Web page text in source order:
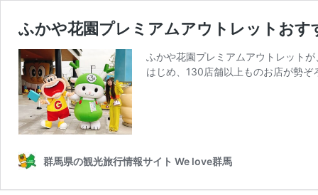
ふかや花園プレミアムアウトレットおす
ふかや花園プレミアムアウトレット
はじめ、130店舗以上ものお店が勢
群馬県の観光旅行情報サイト We love群馬